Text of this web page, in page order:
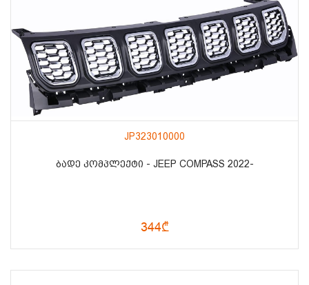
JP323010000
ᲑᲐᲓᲔ ᲙᲝᲛᲞᲚᲔᲥᲢᲘ - JEEP COMPASS 2022-
344₾